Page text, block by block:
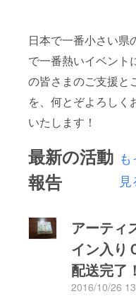
日本で一番小さい県
で一番熱いイベント
の皆さまのご支援と
を、何とぞよろしく
いたします！
最新の活動
報告
も
見
アーティ
イン入り
配送完了！
2016/10/26